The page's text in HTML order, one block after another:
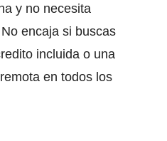
y no necesita
encaja si buscas
incluida o una
en todos los